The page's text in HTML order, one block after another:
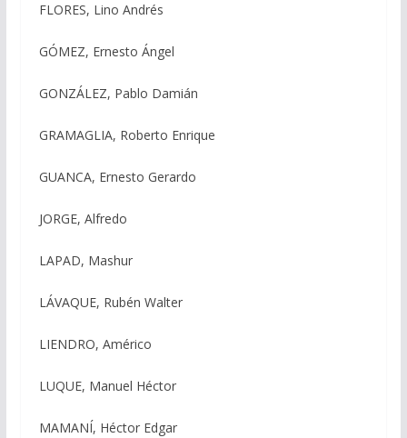
FLORES, Lino Andrés
GÓMEZ, Ernesto Ángel
GONZÁLEZ, Pablo Damián
GRAMAGLIA, Roberto Enrique
GUANCA, Ernesto Gerardo
JORGE, Alfredo
LAPAD, Mashur
LÁVAQUE, Rubén Walter
LIENDRO, Américo
LUQUE, Manuel Héctor
MAMANÍ, Héctor Edgar